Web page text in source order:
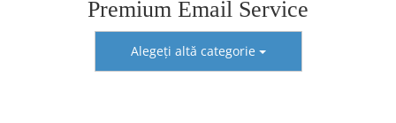
Premium Email Service
Alegeți altă categorie